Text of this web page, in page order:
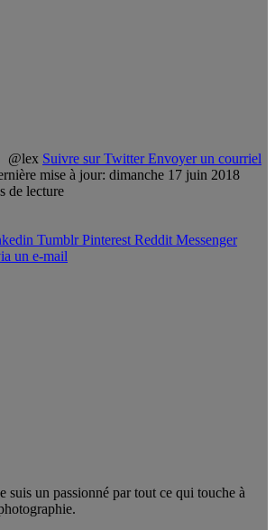
@lex Suivre sur Twitter Envoyer un courriel
mise à jour: dimanche 17 juin 2018
de lecture
Tumblr Pinterest Reddit Messenger
un e-mail
suis un passionné par tout ce qui touche à